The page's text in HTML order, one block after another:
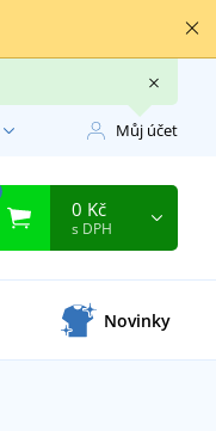
Můj účet
0 Kč
s DPH
Novinky